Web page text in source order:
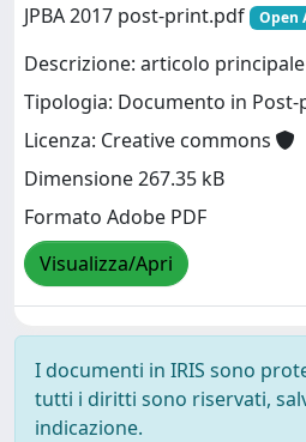
JPBA 2017 post-print.pdf
Open
Descrizione: articolo principale
Tipologia: Documento in
Licenza: Creative commons
Dimensione 267.35 kB
Formato Adobe PDF
Visualizza/Apri
I documenti in IRIS sono
tutti i diritti sono riservati,
indicazione.